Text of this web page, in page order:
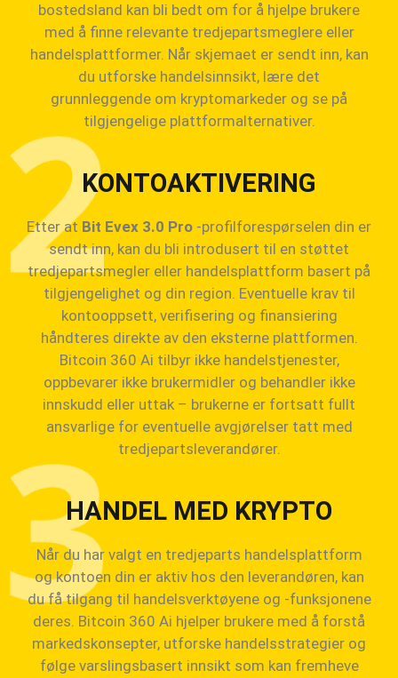
bostedsland kan bli bedt om for å hjelpe brukere
med å finne relevante tredjepartsmeglere eller
handelsplattformer. Når skjemaet er sendt inn, kan
du utforske handelsinnsikt, lære det
grunnleggende om kryptomarkeder og se på
tilgjengelige plattformalternativer.
KONTOAKTIVERING
Etter at Bit Evex 3.0 Pro -profilforespørselen din er
sendt inn, kan du bli introdusert til en støttet
tredjepartsmegler eller handelsplattform basert på
tilgjengelighet og din region. Eventuelle krav til
kontooppsett, verifisering og finansiering
håndteres direkte av den eksterne plattformen.
Bitcoin 360 Ai tilbyr ikke handelstjenester,
oppbevarer ikke brukermidler og behandler ikke
innskudd eller uttak – brukerne er fortsatt fullt
ansvarlige for eventuelle avgjørelser tatt med
tredjepartsleverandører.
HANDEL MED KRYPTO
Når du har valgt en tredjeparts handelsplattform
og kontoen din er aktiv hos den leverandøren, kan
du få tilgang til handelsverktøyene og -funksjonene
deres. Bitcoin 360 Ai hjelper brukere med å forstå
markedskonsepter, utforske handelsstrategier og
følge varslingsbasert innsikt som kan fremheve